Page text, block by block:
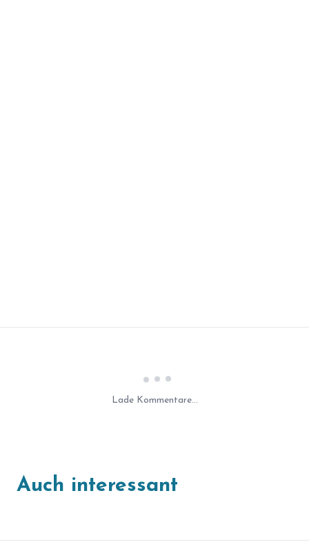
Lade Kommentare...
Auch interessant